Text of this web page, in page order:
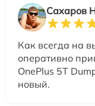
Сахаров
Как всегда на
оперативно
OnePlus 5T
новый.